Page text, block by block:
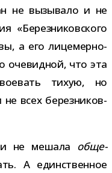
не вызы­вало и не
«Березниковского
а его лицемерно-​
оче­вид­ной, что эта
тихую, но
всех берез­ни­ков­
не мешала обще­
А един­ствен­ное